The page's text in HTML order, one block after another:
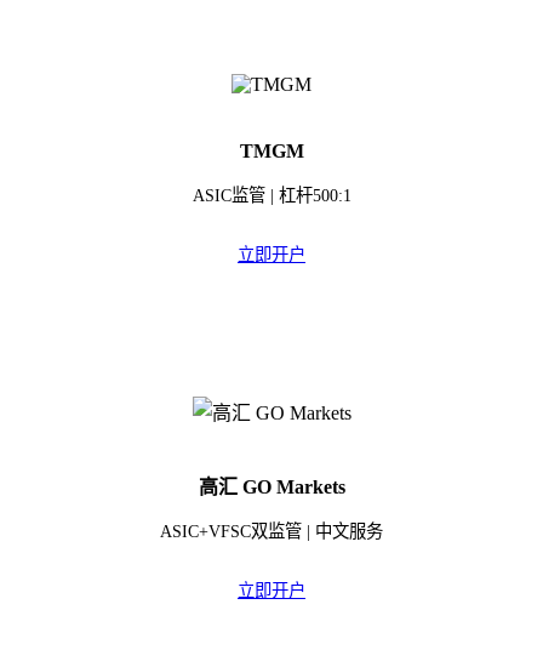
TMGM
ASIC监管 | 杠杆500:1
立即开户
高汇 GO Markets
ASIC+VFSC双监管 | 中文服务
立即开户